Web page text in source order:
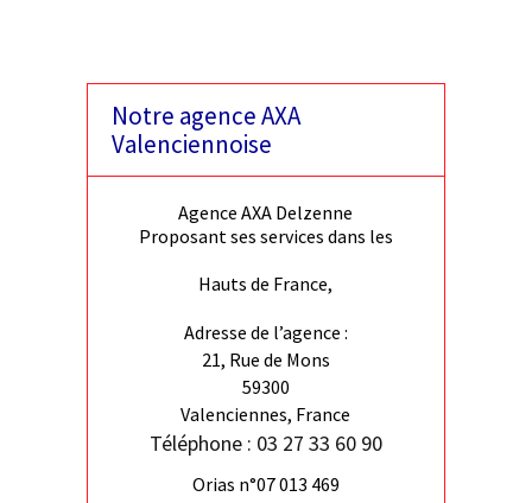
Notre agence AXA
Valenciennoise
Agence AXA Delzenne
Proposant ses services dans les
Hauts de France,
Adresse de l’agence :
21, Rue de Mons
59300
Valenciennes, France
Téléphone : 03 27 33 60 90
Orias n°07 013 469